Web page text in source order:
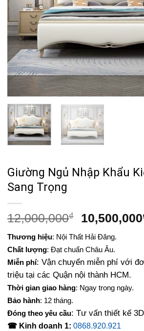
Giường Ngủ Nhập Khẩu
Sang Trọng
12,000,000₫
Giá
là:
10,500,000
Thương hiệu: Nội Thất Hải Đăng.
Chất lượng: Đạt chuẩn Châu Âu.
Miễn phí: Vận chuyển miễn phí với
triệu tại các Quận nội thành HCM.
Thời gian giao hàng: Ngay trong ngày.
Bảo hành: 12 tháng.
Đóng theo yêu cầu: Tư vấn thiết kế
☎ Kinh doanh 1: 0868.920.921